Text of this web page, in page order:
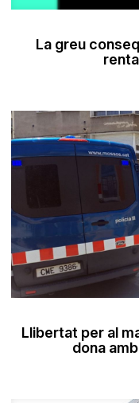
La greu
Llibertat per al
dona